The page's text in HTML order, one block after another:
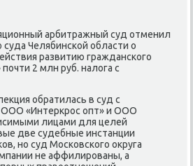
арбитражный суд отменил
Челябинской области о
развитию гражданского
2 млн руб. налοга с
обратилась в суд с
ООО «Интеркрос опт» и ООО
лицами для целей
две судебные инстанции
но суд Московского оκруга
не аффилированы, а